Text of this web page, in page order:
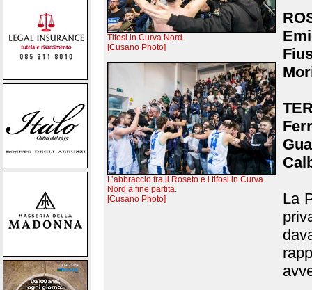
Tifosi in Curva Nord.
[Cusano Photo]
L’abbraccio fra il Roseto e i tifosi in Curva
Nord a fine partita.
[Cusano Photo]
La